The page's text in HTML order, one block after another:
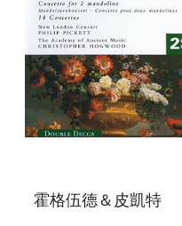
霍格伍德＆皮凱特